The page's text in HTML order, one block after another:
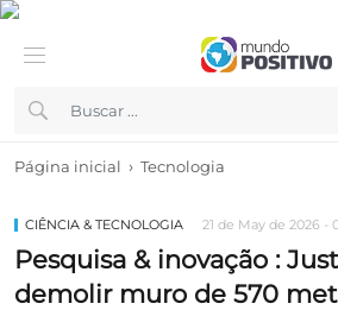
Página inicial › Tecnologia
CIÊNCIA & TECNOLOGIA 21 de May de 2026 -
Pesquisa & inovação :
demolir muro de 570